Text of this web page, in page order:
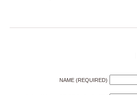
NAME (REQUIRED)